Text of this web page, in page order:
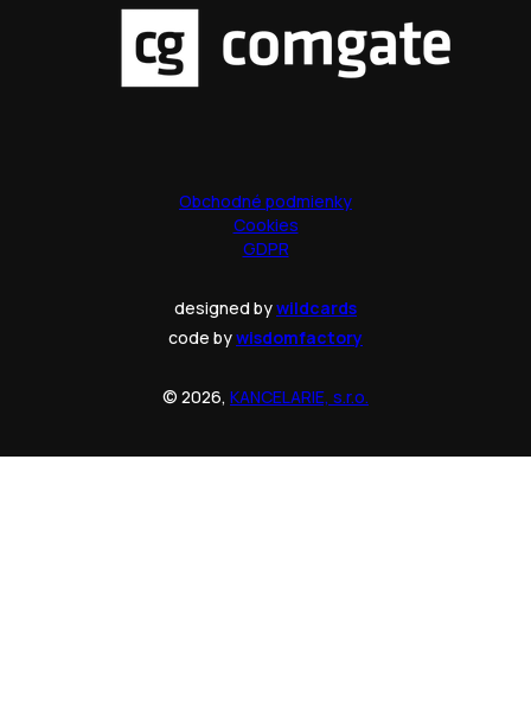
Obchodné podmienky
Cookies
GDPR
designed bywildcards
code bywisdomfactory
© 2026, KANCELARIE, s.r.o.